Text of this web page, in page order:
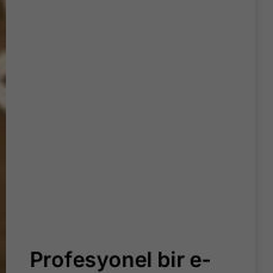
Profesyonel bir e-